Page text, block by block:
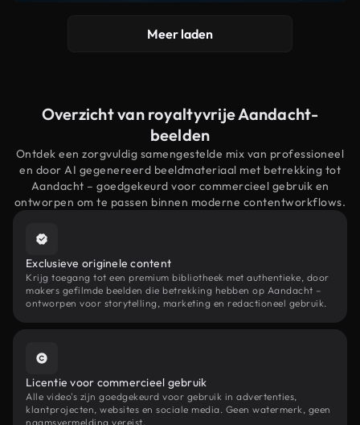
Meer laden
Overzicht van royaltyvrije Aandacht-
beelden
Ontdek een zorgvuldig samengestelde mix van professioneel
en door AI gegenereerd beeldmateriaal met betrekking tot
Aandacht – goedgekeurd voor commercieel gebruik en
ontworpen om te passen binnen moderne contentworkflows.
Exclusieve originele content
Krijg toegang tot een premium bibliotheek met authentieke, door
makers gefilmde beelden die betrekking hebben op Aandacht –
ontworpen voor storytelling, marketing en redactioneel gebruik.
Licentie voor commercieel gebruik
Alle video's zijn goedgekeurd voor gebruik in advertenties,
klantprojecten, websites en sociale media. Geen watermerk, geen
naamsvermelding vereist.